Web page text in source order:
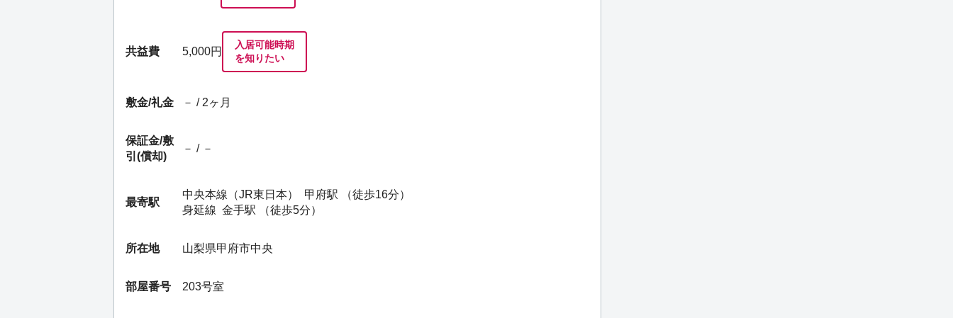
共益費 5,000円
入居可能時期
を知りたい
敷金/礼金 － / 2ヶ月
保証金/敷
引(償却)
－ / －
最寄駅
中央本線（JR東日本） 甲府駅 （徒歩16分）
身延線 金手駅 （徒歩5分）
所在地 山梨県甲府市中央
部屋番号 203号室